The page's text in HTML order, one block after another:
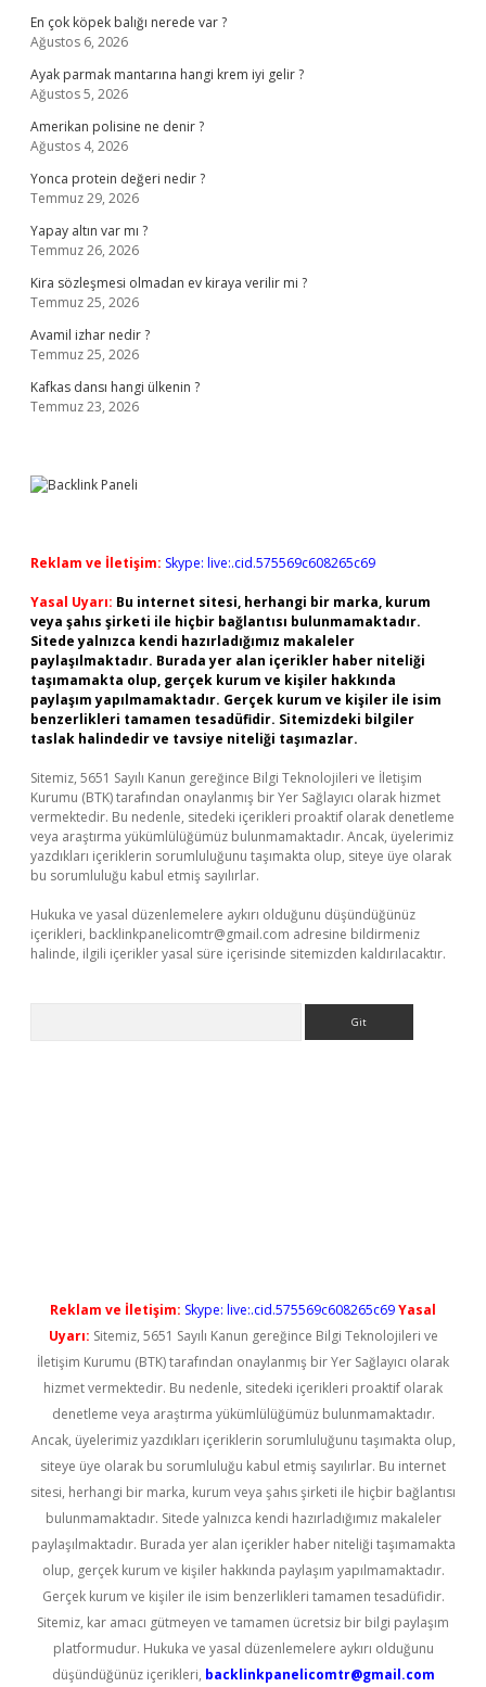
En çok köpek balığı nerede var ?
Ağustos 6, 2026
Ayak parmak mantarına hangi krem iyi gelir ?
Ağustos 5, 2026
Amerikan polisine ne denir ?
Ağustos 4, 2026
Yonca protein değeri nedir ?
Temmuz 29, 2026
Yapay altın var mı ?
Temmuz 26, 2026
Kira sözleşmesi olmadan ev kiraya verilir mi ?
Temmuz 25, 2026
Avamil izhar nedir ?
Temmuz 25, 2026
Kafkas dansı hangi ülkenin ?
Temmuz 23, 2026
Reklam ve İletişim: Skype: live:.cid.575569c608265c69
Yasal Uyarı: Bu internet sitesi, herhangi bir marka, kurum
veya şahıs şirketi ile hiçbir bağlantısı bulunmamaktadır.
Sitede yalnızca kendi hazırladığımız makaleler
paylaşılmaktadır. Burada yer alan içerikler haber niteliği
taşımamakta olup, gerçek kurum ve kişiler hakkında
paylaşım yapılmamaktadır. Gerçek kurum ve kişiler ile isim
benzerlikleri tamamen tesadüfidir. Sitemizdeki bilgiler
taslak halindedir ve tavsiye niteliği taşımazlar.
Sitemiz, 5651 Sayılı Kanun gereğince Bilgi Teknolojileri ve İletişim
Kurumu (BTK) tarafından onaylanmış bir Yer Sağlayıcı olarak hizmet
vermektedir. Bu nedenle, sitedeki içerikleri proaktif olarak denetleme
veya araştırma yükümlülüğümüz bulunmamaktadır. Ancak, üyelerimiz
yazdıkları içeriklerin sorumluluğunu taşımakta olup, siteye üye olarak
bu sorumluluğu kabul etmiş sayılırlar.
Hukuka ve yasal düzenlemelere aykırı olduğunu düşündüğünüz
içerikleri, backlinkpanelicomtr@gmail.com adresine bildirmeniz
halinde, ilgili içerikler yasal süre içerisinde sitemizden kaldırılacaktır.
Reklam ve İletişim: Skype: live:.cid.575569c608265c69Yasal
Uyarı: Sitemiz, 5651 Sayılı Kanun gereğince Bilgi Teknolojileri ve
İletişim Kurumu (BTK) tarafından onaylanmış bir Yer Sağlayıcı olarak
hizmet vermektedir. Bu nedenle, sitedeki içerikleri proaktif olarak
denetleme veya araştırma yükümlülüğümüz bulunmamaktadır.
Ancak, üyelerimiz yazdıkları içeriklerin sorumluluğunu taşımakta olup,
siteye üye olarak bu sorumluluğu kabul etmiş sayılırlar. Bu internet
sitesi, herhangi bir marka, kurum veya şahıs şirketi ile hiçbir bağlantısı
bulunmamaktadır. Sitede yalnızca kendi hazırladığımız makaleler
paylaşılmaktadır. Burada yer alan içerikler haber niteliği taşımamakta
olup, gerçek kurum ve kişiler hakkında paylaşım yapılmamaktadır.
Gerçek kurum ve kişiler ile isim benzerlikleri tamamen tesadüfidir.
Sitemiz, kar amacı gütmeyen ve tamamen ücretsiz bir bilgi paylaşım
platformudur. Hukuka ve yasal düzenlemelere aykırı olduğunu
düşündüğünüz içerikleri, backlinkpanelicomtr@gmail.com